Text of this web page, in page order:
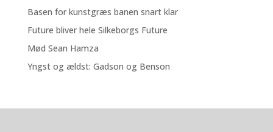
Basen for kunstgræs banen snart klar
Future bliver hele Silkeborgs Future
Mød Sean Hamza
Yngst og ældst: Gadson og Benson